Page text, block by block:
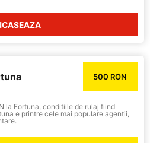
500 RON
la Fortuna, conditiile de rulaj fiind
e printre cele mai populare agentii,